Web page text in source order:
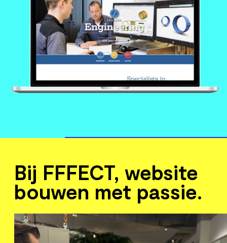
Bij FFFECT, website
bouwen met passie.